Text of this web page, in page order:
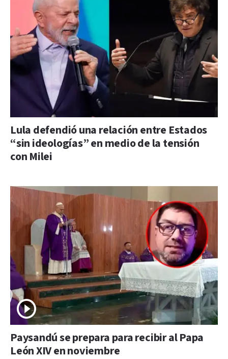
Lula defendió una relación entre Estados
“sin ideologías” en medio de la tensión
con Milei
Paysandú se prepara para recibir al Papa
León XIV en noviembre